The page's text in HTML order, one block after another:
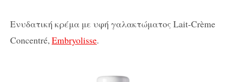
Ενυδατική κρέμα με υφή γαλακτώματος Lait-Crème
Concentré, Embryolisse.